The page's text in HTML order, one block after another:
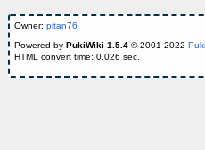
Owner: pitan76
Powered by PukiWiki 1.5.4© 2001-2022
HTML convert time: 0.026 sec.